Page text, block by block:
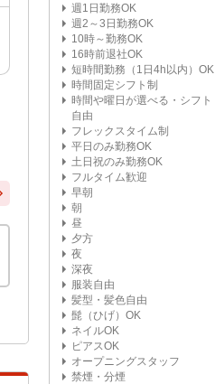
週1日勤務OK
週2～3日勤務OK
10時～勤務OK
16時前退社OK
短時間勤務（1日4h以内）OK
時間固定シフト制
時間や曜日が選べる・シフト
自由
フレックスタイム制
平日のみ勤務OK
土日祝のみ勤務OK
フルタイム歓迎
早朝
朝
昼
夕方
夜
深夜
服装自由
髪型・髪色自由
髭（ひげ）OK
ネイルOK
ピアスOK
オープニングスタッフ
禁煙・分煙